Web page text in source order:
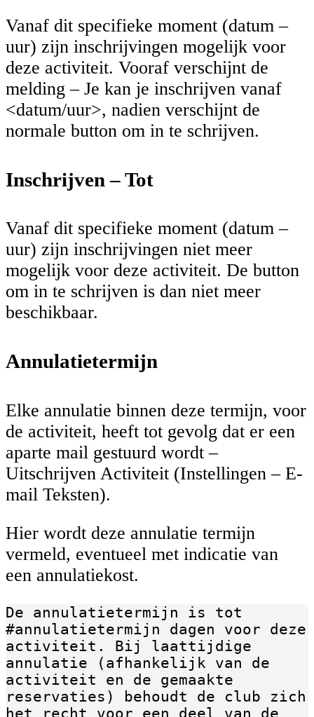
Vanaf dit specifieke moment (datum –
uur) zijn inschrijvingen mogelijk voor
deze activiteit. Vooraf verschijnt de
melding – Je kan je inschrijven vanaf
<datum/uur>, nadien verschijnt de
normale button om in te schrijven.
Inschrijven – Tot
Vanaf dit specifieke moment (datum –
uur) zijn inschrijvingen niet meer
mogelijk voor deze activiteit. De button
om in te schrijven is dan niet meer
beschikbaar.
Annulatietermijn
Elke annulatie binnen deze termijn, voor
de activiteit, heeft tot gevolg dat er een
aparte mail gestuurd wordt –
Uitschrijven Activiteit (Instellingen – E-
mail Teksten).
Hier wordt deze annulatie termijn
vermeld, eventueel met indicatie van
een annulatiekost.
De annulatietermijn is tot
#annulatietermijn dagen voor deze
activiteit. Bij laattijdige
annulatie (afhankelijk van de
activiteit en de gemaakte
reservaties) behoudt de club zich
het recht voor een deel van de